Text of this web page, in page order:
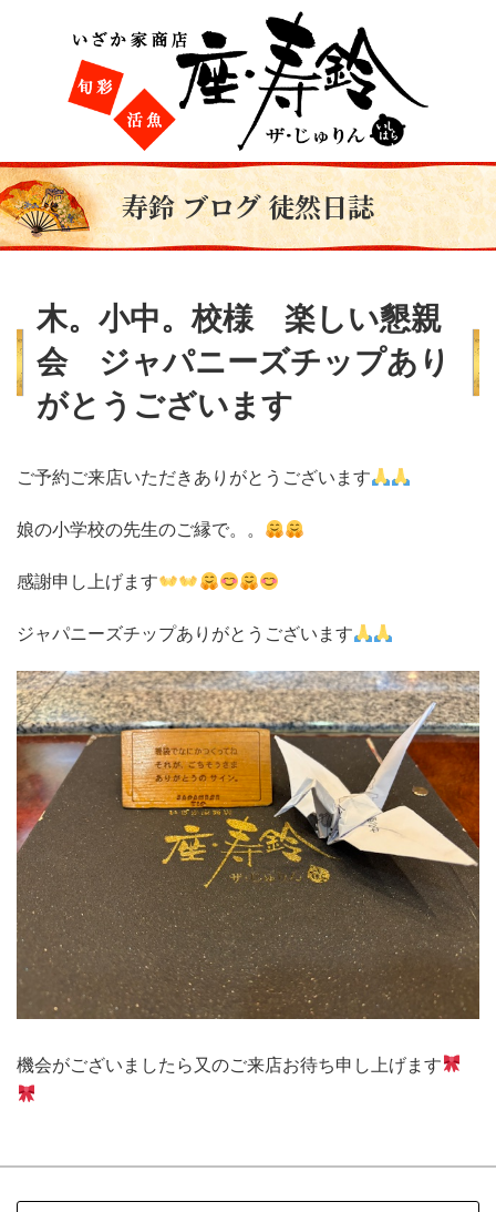
寿鈴 ブログ 徒然日誌
木。小中。校様 楽しい懇親
会 ジャパニーズチップあり
がとうございます
ご予約ご来店いただきありがとうございます
娘の小学校の先生のご縁で。。
感謝申し上げます
ジャパニーズチップありがとうございます
機会がございましたら又のご来店お待ち申し上げます